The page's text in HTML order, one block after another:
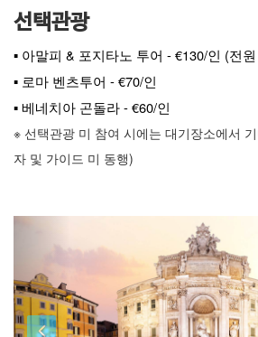
선택관광
▪ 아말피 & 포지타노 투어 - €130/인 (전
▪ 로마 벤츠투어 - €70/인
▪ 베네치아 곤돌라 - €60/인
※ 선택관광 미 참여 시에는 대기장소에서
자 및 가이드 미 동행)